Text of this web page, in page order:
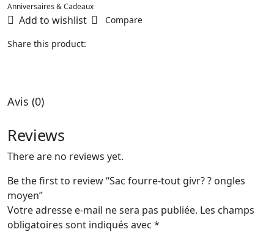
Anniversaires & Cadeaux
Add to wishlist Compare
Share this product:
Avis (0)
Reviews
There are no reviews yet.
Be the first to review “Sac fourre-tout givr? ? ongles
moyen”
Votre adresse e-mail ne sera pas publiée. Les champs
obligatoires sont indiqués avec *